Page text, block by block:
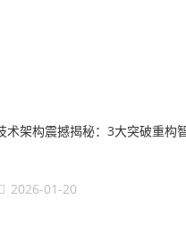
术架构震撼揭秘：3大突破重构
2026-01-20